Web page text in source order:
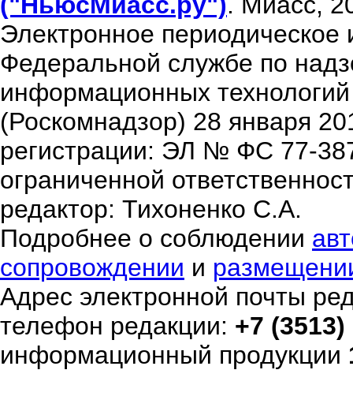
Электронное периодическое
Федеральной службе по
информационных
(Роскомнадзор) 28 января
регистрации: ЭЛ № ФС 77-
ограниченной
редактор: Тихоненко С.А.
Подробнее о соблюдении
сопровождении и
Адрес электронной почты
телефон редакции: +7
информационный продукции